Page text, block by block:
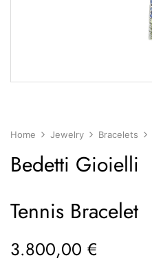
Home Jewelry Bracelets
Bedetti Gioielli
Tennis Bracelet
3.800,00 €